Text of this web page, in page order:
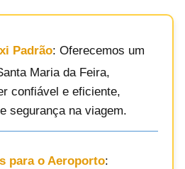
Padrão: Oferecemos um
Maria da Feira,
confiável e eficiente,
segurança na viagem.
para o Aeroporto: